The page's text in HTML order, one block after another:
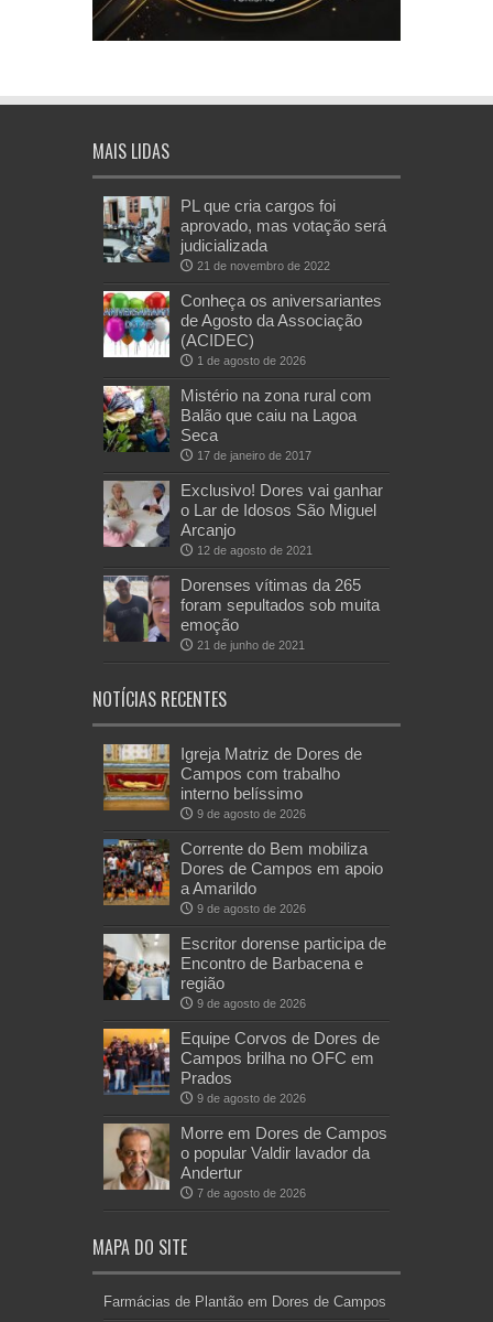
MAIS LIDAS
PL que cria cargos foi
aprovado, mas votação será
judicializada
21 de novembro de 2022
Conheça os aniversariantes
de Agosto da Associação
(ACIDEC)
1 de agosto de 2026
Mistério na zona rural com
Balão que caiu na Lagoa
Seca
17 de janeiro de 2017
Exclusivo! Dores vai ganhar
o Lar de Idosos São Miguel
Arcanjo
12 de agosto de 2021
Dorenses vítimas da 265
foram sepultados sob muita
emoção
21 de junho de 2021
NOTÍCIAS RECENTES
Igreja Matriz de Dores de
Campos com trabalho
interno belíssimo
9 de agosto de 2026
Corrente do Bem mobiliza
Dores de Campos em apoio
a Amarildo
9 de agosto de 2026
Escritor dorense participa de
Encontro de Barbacena e
região
9 de agosto de 2026
Equipe Corvos de Dores de
Campos brilha no OFC em
Prados
9 de agosto de 2026
Morre em Dores de Campos
o popular Valdir lavador da
Andertur
7 de agosto de 2026
MAPA DO SITE
Farmácias de Plantão em Dores de Campos